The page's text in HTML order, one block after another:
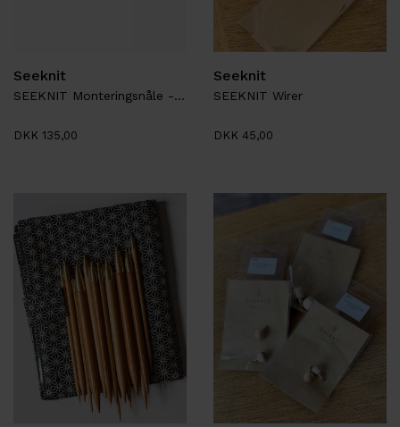
Seeknit
SEEKNIT Monteringsnåle - Metal
DKK 135,00
Seeknit
SEEKNIT Wirer
DKK 45,00